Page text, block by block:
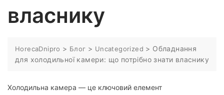
власнику
HorecaDnipro > Блог > Uncategorized > Обладнання
для холодильної камери: що потрібно знати власнику
Холодильна камера — це ключовий елемент